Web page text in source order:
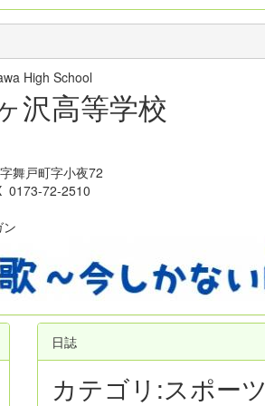
High School
沢高等学校
舞戸町字小夜72
72-2510
日誌
カテゴリ:スポーツ